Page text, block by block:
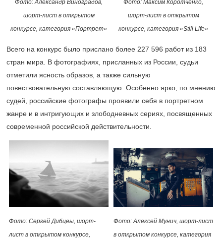
Фото: Александр Виноградов,
шорт-лист в открытом
конкурсе, категория «Портрет»
Фото: Максим Коротченко,
шорт-лист в открытом
конкурсе, категория «Still Life»
Всего на конкурс было прислано более 227 596 работ из 183
стран мира. В фотографиях, присланных из России, судьи
отметили ясность образов, а также сильную
повествовательную составляющую. Особенно ярко, по мнению
судей, российские фотографы проявили себя в портретном
жанре и в интригующих и злободневных сериях, посвященных
современной российской действительности.
Фото: Сергей Дибцеы, шорт-
лист в открытом конкурсе,
Фото: Алексей Мунич, шорт-лист
в открытом конкурсе, категория